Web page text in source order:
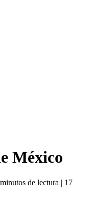
México
de lectura | 17